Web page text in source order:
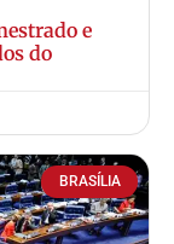
e
do
BRASÍLIA